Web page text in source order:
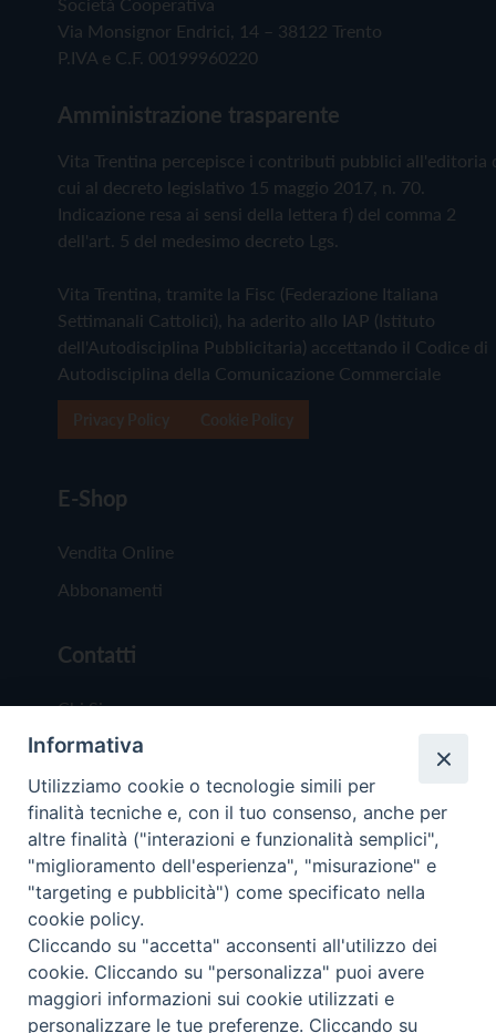
Via Monsignor Endrici, 14 – 38122 Trento
P.IVA e C.F. 00199960220
Amministrazione trasparente
Vita Trentina percepisce i contributi pubblici all'editoria
cui al decreto legislativo 15 maggio 2017, n. 70.
Indicazione resa ai sensi della lettera f) del comma 2
dell'art. 5 del medesimo decreto Lgs.
Vita Trentina, tramite la Fisc (Federazione Italiana
Settimanali Cattolici), ha aderito allo IAP (Istituto
dell'Autodisciplina Pubblicitaria) accettando il Codice di
Autodisciplina della Comunicazione Commerciale
E-Shop
Vendita Online
Abbonamenti
Contatti
Chi Siamo
Redazione
Scrivici
Copyright © 2019 - Tutti i diritti riservati - Vita
Trentina Editrice
Privacy Policy
Informativa
Utilizziamo cookie o tecnologie simili per
finalità tecniche e, con il tuo consenso, anche per
altre finalità ("interazioni e funzionalità semplici",
"miglioramento dell'esperienza", "misurazione" e
"targeting e pubblicità") come specificato nella
cookie policy.
Cliccando su "accetta" acconsenti all'utilizzo dei
cookie. Cliccando su "personalizza" puoi avere
maggiori informazioni sui cookie utilizzati e
personalizzare le tue preferenze. Cliccando su